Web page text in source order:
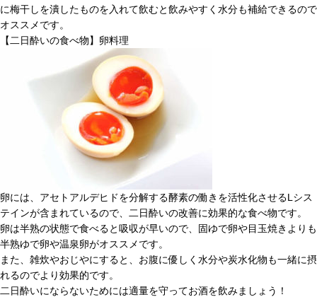
に梅干しを潰したものを入れて飲むと飲みやすく水分も補給できるので
オススメです。
【二日酔いの食べ物】卵料理
卵には、アセトアルデヒドを分解する酵素の働きを活性化させるLシス
テインが含まれているので、二日酔いの改善に効果的な食べ物です。
卵は半熟の状態で食べると吸収が早いので、固ゆで卵や目玉焼きよりも
半熟ゆで卵や温泉卵がオススメです。
また、雑炊やおじやにすると、お腹に優しく水分や炭水化物も一緒に摂
れるのでより効果的です。
二日酔いにならないためには適量を守ってお酒を飲みましょう！